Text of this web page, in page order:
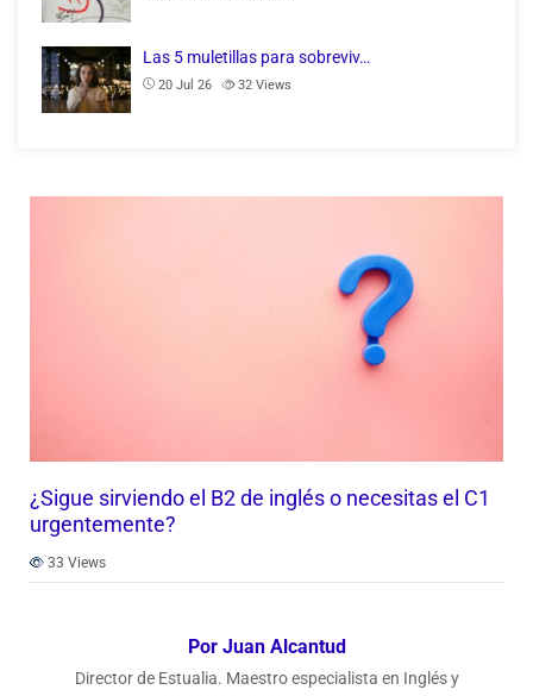
Las 5 muletillas para sobreviv…
20 Jul 26 32 Views
¿Sigue sirviendo el B2 de inglés o necesitas el C1
urgentemente?
33 Views
Por Juan Alcantud
Director de Estualia. Maestro especialista en Inglés y